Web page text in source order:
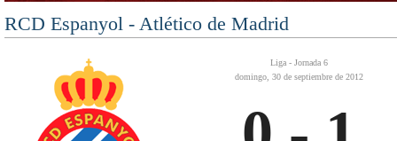
RCD Espanyol - Atlético de Madrid
Liga - Jornada 6
domingo, 30 de septiembre de 2012